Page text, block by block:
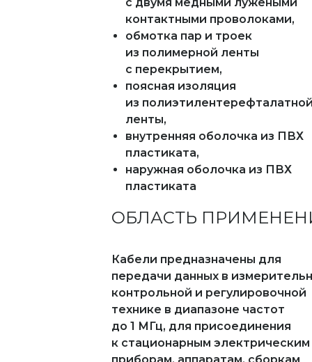
контактными проволоками,
обмотка пар и троек
из полимерной ленты
с перекрытием,
поясная изоляция
из
ленты,
внутренняя оболочка из ПВХ
пластиката,
наружная оболочка из ПВХ
пластиката
ОБЛАСТЬ
Кабели предназначены для
передачи данных в
контрольной и регулировочной
технике в диапазоне частот
до 1 МГц, для присоединения
к стационарным электрическим
приборам, аппаратам, сборкам